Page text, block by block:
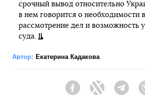
срочный вывод относительно
в нем говорится о необходимости
рассмотрение дел и возможность
суда.
Автор: Екатерина Кадакова
FacebookTwitter